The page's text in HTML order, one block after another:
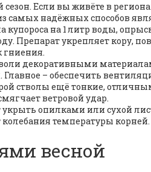
Если вы живёте в
надёжных способов
на 1 литр воды,
Препарат укрепляет кору,
гниения.
декоративными
– обеспечить
стволы ещё тонкие,
ветровой удар.
опилками или сухой
температуры
весной